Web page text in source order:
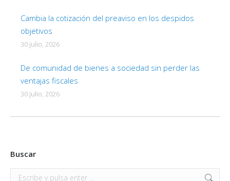
Cambia la cotización del preaviso en los despidos
objetivos
30 julio, 2026
De comunidad de bienes a sociedad sin perder las
ventajas fiscales
30 julio, 2026
Buscar
Buscar: